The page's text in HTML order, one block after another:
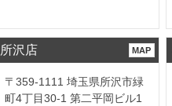
所沢店 MAP
〒359-1111 埼玉県所沢市緑
町4丁目30-1 第二平岡ビル1